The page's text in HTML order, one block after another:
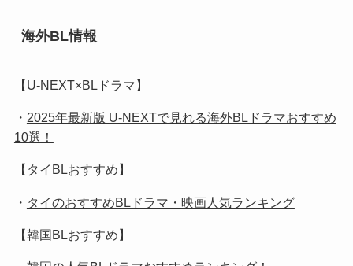
海外BL情報
【U-NEXT×BLドラマ】
・ 2025年最新版 U-NEXTで見れる海外BLドラマおすすめ
10選！
【タイBLおすすめ】
・ タイのおすすめBLドラマ・映画人気ランキング
【韓国BLおすすめ】